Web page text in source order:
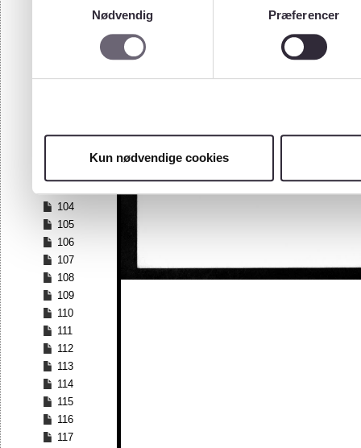
Nødvendig
Præferencer
Kun nødvendige cookies
97
100
104
105
106
107
108
109
110
111
112
113
114
115
116
117